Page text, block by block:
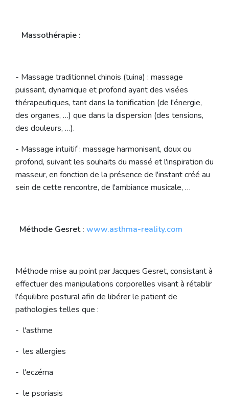
Massothérapie :
- Massage traditionnel chinois (tuina) : massage
puissant, dynamique et profond ayant des visées
thérapeutiques, tant dans la tonification (de l'énergie,
des organes, …) que dans la dispersion (des tensions,
des douleurs, …).
- Massage intuitif : massage harmonisant, doux ou
profond, suivant les souhaits du massé et l'inspiration du
masseur, en fonction de la présence de l'instant créé au
sein de cette rencontre, de l'ambiance musicale, …
Méthode Gesret : www.asthma-reality.com
Méthode mise au point par Jacques Gesret, consistant à
effectuer des manipulations corporelles visant à rétablir
l'équilibre postural afin de libérer le patient de
pathologies telles que :
- l'asthme
- les allergies
- l'eczéma
- le psoriasis